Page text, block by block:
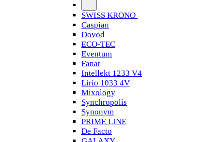
SWISS KRONO
Caspian
Dovod
ECO-TEC
Eventum
Fanat
Intellekt 1233 V4
Lirio 1033 4V
Mixology
Synchropolis
Synonym
PRIME LINE
De Facto